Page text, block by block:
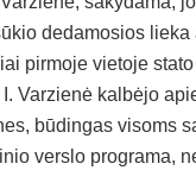
dedamosios lieka
pirmoje vietoje
Varzienė kalbėjo
būdingas visoms
verslo programa,